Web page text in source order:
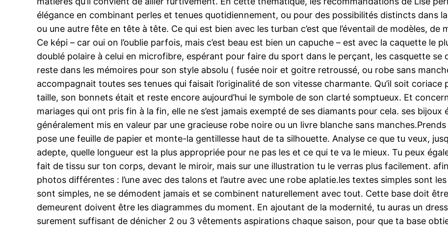
élégance en combinant perles et tenues quotidiennement, ou pour des possibilités distincts dans
ou une autre fête en tête à tête. Ce qui est bien avec les turban c’est que l’éventail de modèles,
Ce képi – car oui on l’oublie parfois, mais c’est beau est bien un capuche – est avec la caquette le
doublé polaire à celui en microfibre, espérant pour faire du sport dans le perçant, les casquette
reste dans les mémoires pour son style absolu ( fusée noir et goitre retroussé, ou robe sans
accompagnait toutes ses tenues qui faisait l’originalité de son vitesse charmante. Qu’il soit
taille, son bonnets était et reste encore aujourd’hui le symbole de son clarté somptueux. Et
mariages qui ont pris fin à la fin, elle ne s’est jamais exempté de ses diamants pour cela. ses
généralement mis en valeur par une gracieuse robe noire ou un livre blanche sans
pose une feuille de papier et monte-la gentillesse haut de ta silhouette. Analyse ce que tu veux,
adepte, quelle longueur est la plus appropriée pour ne pas les et ce qui te va le mieux. Tu peux
fait de tissu sur ton corps, devant le miroir, mais sur une illustration tu le verras plus facilement.
photos différentes : l’une avec des talons et l’autre avec une robe aplatie.les textes simples sont
sont simples, ne se démodent jamais et se combinent naturellement avec tout. Cette base doit
demeurent doivent être les diagrammes du moment. En ajoutant de la modernité, tu auras un
surement suffisant de dénicher 2 ou 3 vêtements aspirations chaque saison, pour que ta base